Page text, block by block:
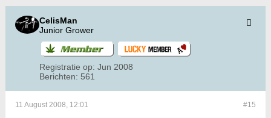
CelisMan
Junior Grower
Registratie op: Jun 2008
Berichten: 561
#15
11 August 2008, 12:01